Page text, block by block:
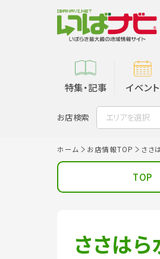
特集・記事 イベント
お店検索 エリアを選択
ホーム お店情報TOP ささ
TOP
ささは